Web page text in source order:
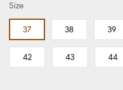
Size
37 38 39
42 43 44